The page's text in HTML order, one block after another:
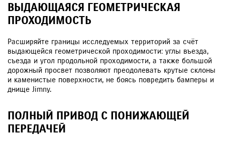
ВЫДАЮЩАЯСЯ ГЕОМЕТРИЧЕСКАЯ
ПРОХОДИМОСТЬ
Расширяйте границы исследуемых территорий за счёт
выдающейся геометрической проходимости: углы въезда,
съезда и угол продольной проходимости, а также большой
дорожный просвет позволяют преодолевать крутые склоны
и каменистые поверхности, не боясь повредить бамперы и
днище Jimny.
ПОЛНЫЙ ПРИВОД С ПОНИЖАЮЩЕЙ
ПЕРЕДАЧЕЙ